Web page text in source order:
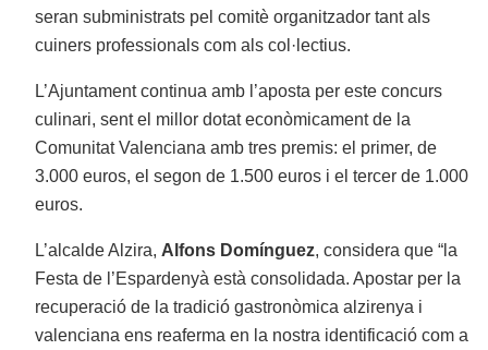
seran subministrats pel comitè organitzador tant als
cuiners professionals com als col·lectius.
L’Ajuntament continua amb l’aposta per este concurs
culinari, sent el millor dotat econòmicament de la
Comunitat Valenciana amb tres premis: el primer, de
3.000 euros, el segon de 1.500 euros i el tercer de 1.000
euros.
L’alcalde Alzira, Alfons Domínguez, considera que “la
Festa de l’Espardenyà està consolidada. Apostar per la
recuperació de la tradició gastronòmica alzirenya i
valenciana ens reaferma en la nostra identificació com a